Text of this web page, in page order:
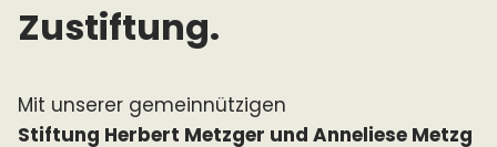
Zustiftung.
Mit unserer gemeinnützigen
Stiftung Herbert Metzger und Anneliese Metzg